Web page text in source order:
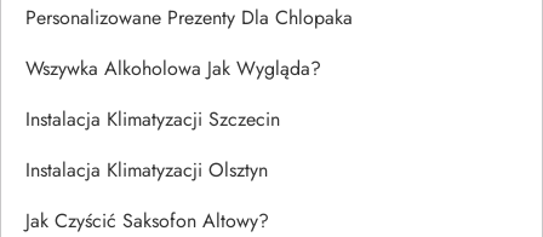
Personalizowane Prezenty Dla Chlopaka
Wszywka Alkoholowa Jak Wygląda?
Instalacja Klimatyzacji Szczecin
Instalacja Klimatyzacji Olsztyn
Jak Czyścić Saksofon Altowy?